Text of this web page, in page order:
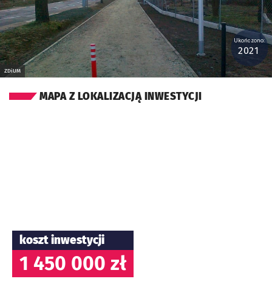
ZDiUM
Ukończono:
2021
MAPA Z LOKALIZACJĄ INWESTYCJI
koszt inwestycji
1 450 000 zł